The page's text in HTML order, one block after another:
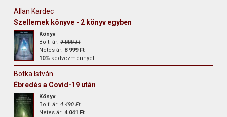
Allan Kardec
Szellemek könyve - 2 könyv egyben
Könyv
Bolti ár:9 999 Ft
Netes ár: 8 999 Ft
10% kedvezménnyel
Botka István
Ébredés a Covid-19 után
Könyv
Bolti ár:4 490 Ft
Netes ár:4 041 Ft